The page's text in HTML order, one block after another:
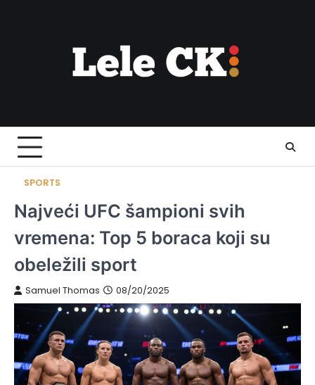
SPORTS
Najveći UFC šampioni svih
vremena: Top 5 boraca koji su
obeležili sport
Samuel Thomas 08/20/2025